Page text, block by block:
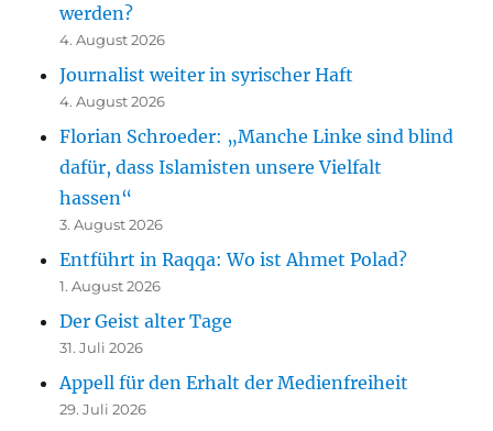
werden?
4. August 2026
Journalist weiter in syrischer Haft
4. August 2026
Florian Schroeder: „Manche Linke sind blind
dafür, dass Islamisten unsere Vielfalt
hassen“
3. August 2026
Entführt in Raqqa: Wo ist Ahmet Polad?
1. August 2026
Der Geist alter Tage
31. Juli 2026
Appell für den Erhalt der Medienfreiheit
29. Juli 2026